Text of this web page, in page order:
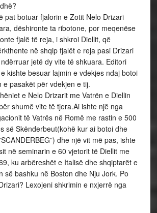
pat botuar fjalorin e Zotit Nelo Drizari
dëshironte ta ribotone, por meqenëse
fjalë të reja, i shkroi Diellit, që
në shqip fjalët e reja pasi Drizari
jetë dy vite të shkuara. Editori
kishte besuar lajmin e vdekjes ndaj botoi
e pasakët për vdekjen e tij.
e Nelo Drizarit me Vatrën e Diellin
shumë vite të tjera.Ai ishte një nga
të Vatrës në Romë me rastin e 500
së Skënderbeut(kohë kur ai botoi dhe
dhe një vit më pas, ishte
në seminarin e 60 vjetorit të Diellit me
ku arbëreshët e Italisë dhe shqiptarët e
së bashku në Boston dhe Nju Jork. Po
Lexojeni shkrimin e nxjerrë nga